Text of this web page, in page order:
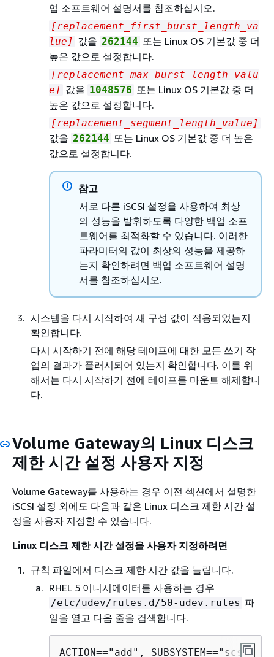
업 소프트웨어 설명서를 참조하십시오.
[replacement_first_burst_length_va
lue] 값을 262144 또는 Linux OS 기본값 중 더
높은 값으로 설정합니다.
[replacement_max_burst_length_valu
e] 값을 1048576 또는 Linux OS 기본값 중 더
높은 값으로 설정합니다.
[replacement_segment_length_value]
값을 262144 또는 Linux OS 기본값 중 더 높은
값으로 설정합니다.
참고
서로 다른 iSCSI 설정을 사용하여 최상
의 성능을 발휘하도록 다양한 백업 소프
트웨어를 최적화할 수 있습니다. 이러한
파라미터의 값이 최상의 성능을 제공하
는지 확인하려면 백업 소프트웨어 설명
서를 참조하십시오.
시스템을 다시 시작하여 새 구성 값이 적용되었는지
확인합니다.
다시 시작하기 전에 해당 테이프에 대한 모든 쓰기 작
업의 결과가 플러시되어 있는지 확인합니다. 이를 위
해서는 다시 시작하기 전에 테이프를 마운트 해제합니
다.
Volume Gateway의 Linux 디스크
제한 시간 설정 사용자 지정
Volume Gateway를 사용하는 경우 이전 섹션에서 설명한
iSCSI 설정 외에도 다음과 같은 Linux 디스크 제한 시간 설
정을 사용자 지정할 수 있습니다.
Linux 디스크 제한 시간 설정을 사용자 지정하려면
규칙 파일에서 디스크 제한 시간 값을 늘립니다.
RHEL 5 이니시에이터를 사용하는 경우
/etc/udev/rules.d/50-udev.rules 파
일을 열고 다음 줄을 검색합니다.
ACTION=="add", SUBSYSTEM=="scsi" ,